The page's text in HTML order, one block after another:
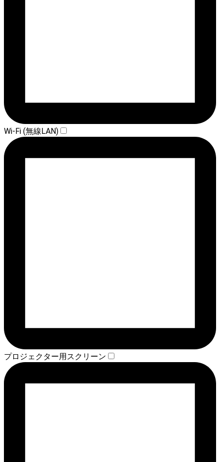
Wi-Fi (無線LAN)
プロジェクター用スクリーン